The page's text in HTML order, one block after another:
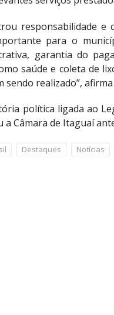
responsabilidade
para o
garantia do
saúde e coleta de
sendo realizado”,
política ligada ao
a Câmara de Itaguaí
Destaques Notícias